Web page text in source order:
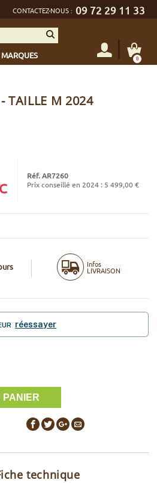
CONTACTEZ-NOUS : 09 72 29 11 33
MARQUES 0
TAILLE M 2024
Réf. AR7260
Prix conseillé en 2024 : 5 499,00 €
Infos
LIVRAISON
réessayer
technique